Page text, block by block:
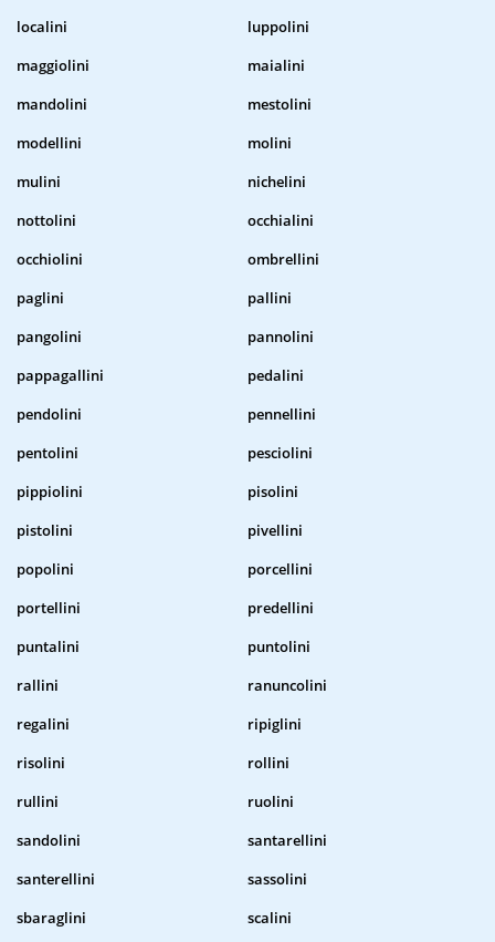
localini
luppolini
maggiolini
maialini
mandolini
mestolini
modellini
molini
mulini
nichelini
nottolini
occhialini
occhiolini
ombrellini
paglini
pallini
pangolini
pannolini
pappagallini
pedalini
pendolini
pennellini
pentolini
pesciolini
pippiolini
pisolini
pistolini
pivellini
popolini
porcellini
portellini
predellini
puntalini
puntolini
rallini
ranuncolini
regalini
ripiglini
risolini
rollini
rullini
ruolini
sandolini
santarellini
santerellini
sassolini
sbaraglini
scalini